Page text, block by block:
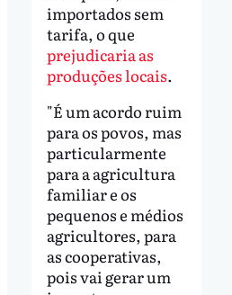
importados sem
tarifa, o que
prejudicaria as
produções locais.
"É um acordo ruim
para os povos, mas
particularmente
para a agricultura
familiar e os
pequenos e médios
agricultores, para
as cooperativas,
pois vai gerar um